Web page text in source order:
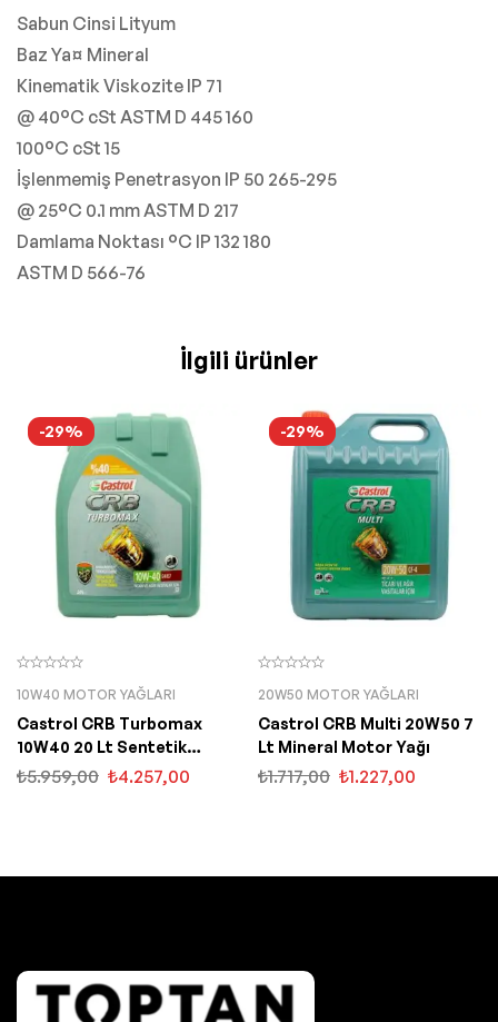
Sabun Cinsi Lityum
Baz Ya¤ Mineral
Kinematik Viskozite IP 71
@ 40°C cSt ASTM D 445 160
100°C cSt 15
İşlenmemiş Penetrasyon IP 50 265-295
@ 25°C 0.1 mm ASTM D 217
Damlama Noktası °C IP 132 180
ASTM D 566-76
İlgili ürünler
-29%
10W40 MOTOR YAĞLARI
Castrol CRB Turbomax
10W40 20 Lt Sentetik
Motor Yağı
₺5.959,00 ₺4.257,00
-29%
20W50 MOTOR YAĞLARI
Castrol CRB Multi 20W50 7
Lt Mineral Motor Yağı
₺1.717,00 ₺1.227,00